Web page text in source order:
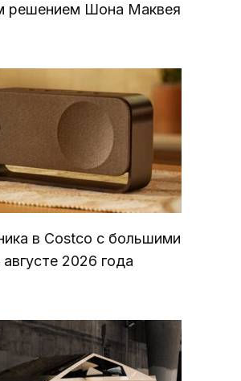
решением Шона Маквея
в Costco с большими
2026 года